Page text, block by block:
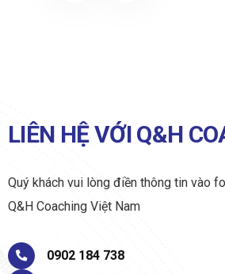
LIÊN HỆ VỚI Q&H
Quý khách vui lòng điền thông tin vào
Q&H Coaching Việt Nam
0902 184 738